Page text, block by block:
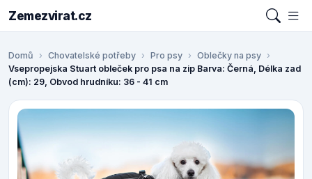
Zemezvirat.cz
Domů Chovatelské potřeby Pro psy
Oblečky na psy
Vsepropejska Stuart obleček pro psa na zip Barva: Černá, Délka zad
(cm): 29, Obvod hrudníku: 36 - 41 cm